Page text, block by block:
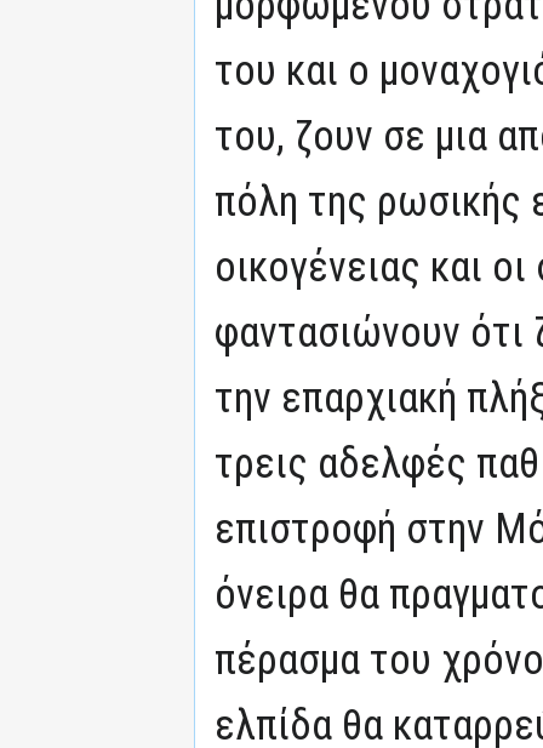
του και ο
του, ζουν σε μια
πόλη της ρωσικής
οικογένειας και
φαντασιώνουν ότι
την επαρχιακή
τρεις αδελφές
επιστροφή στην
όνειρα θα
πέρασμα του
ελπίδα θα